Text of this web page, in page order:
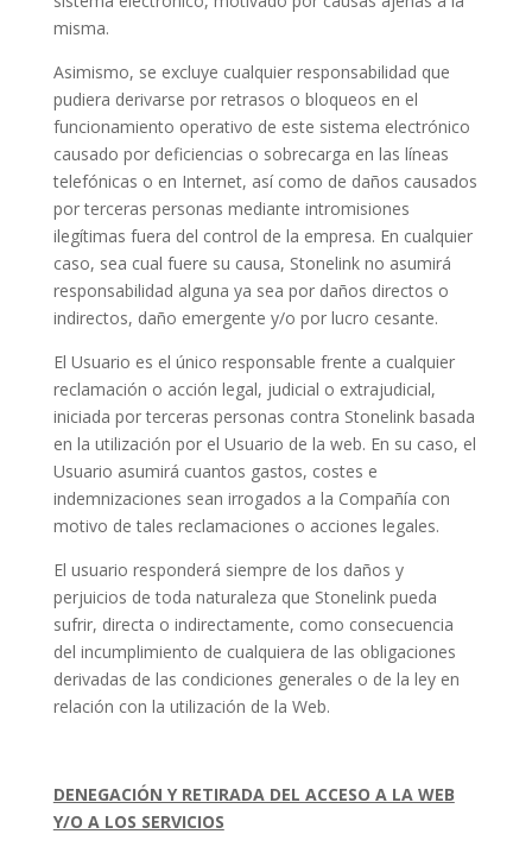
misma.
Asimismo, se excluye cualquier responsabilidad que
pudiera derivarse por retrasos o bloqueos en el
funcionamiento operativo de este sistema electrónico
causado por deficiencias o sobrecarga en las líneas
telefónicas o en Internet, así como de daños causados
por terceras personas mediante intromisiones
ilegítimas fuera del control de la empresa. En cualquier
caso, sea cual fuere su causa, Stonelink no asumirá
responsabilidad alguna ya sea por daños directos o
indirectos, daño emergente y/o por lucro cesante.
El Usuario es el único responsable frente a cualquier
reclamación o acción legal, judicial o extrajudicial,
iniciada por terceras personas contra Stonelink basada
en la utilización por el Usuario de la web. En su caso, el
Usuario asumirá cuantos gastos, costes e
indemnizaciones sean irrogados a la Compañía con
motivo de tales reclamaciones o acciones legales.
El usuario responderá siempre de los daños y
perjuicios de toda naturaleza que Stonelink pueda
sufrir, directa o indirectamente, como consecuencia
del incumplimiento de cualquiera de las obligaciones
derivadas de las condiciones generales o de la ley en
relación con la utilización de la Web.
DENEGACIÓN Y RETIRADA DEL ACCESO A LA WEB
Y/O A LOS SERVICIOS